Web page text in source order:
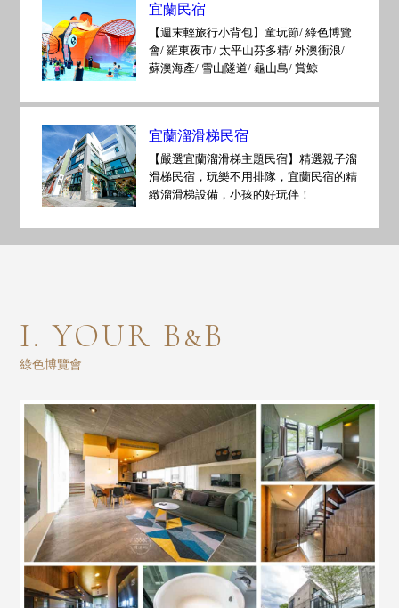
宜蘭民宿
【週末輕旅行小背包】童玩節/ 綠色博覽
會/ 羅東夜市/ 太平山芬多精/ 外澳衝浪/
蘇澳海產/ 雪山隧道/ 龜山島/ 賞鯨
宜蘭溜滑梯民宿
【嚴選宜蘭溜滑梯主題民宿】精選親子溜
滑梯民宿，玩樂不用排隊，宜蘭民宿的精
緻溜滑梯設備，小孩的好玩伴！
I. YOUR B&B
綠色博覽會